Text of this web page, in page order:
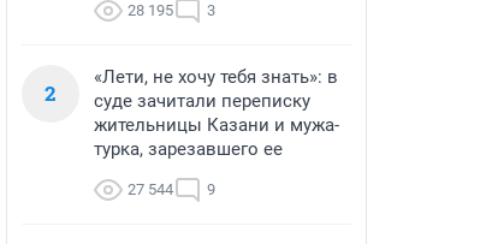
28 195 3
2
«Лети, не хочу тебя знать»: в
суде зачитали переписку
жительницы Казани и мужа-
турка, зарезавшего ее
27 544 9